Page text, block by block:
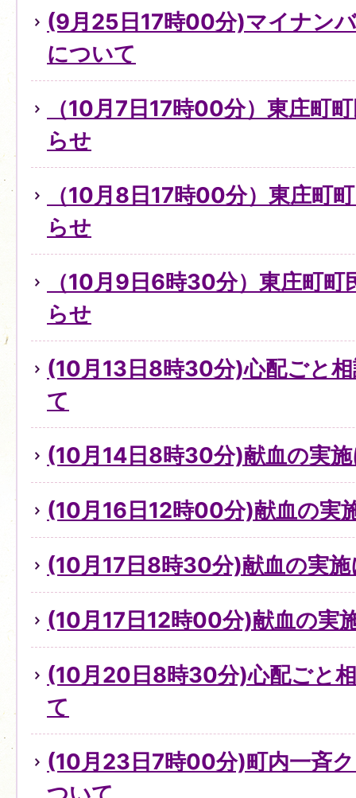
(9月25日17時00分)マイナン
について
（10月7日17時00分）東庄町
らせ
（10月8日17時00分）東庄町
らせ
（10月9日6時30分）東庄町町
らせ
(10月13日8時30分)心配ごと
て
(10月14日8時30分)献血の実
(10月16日12時00分)献血の実
(10月17日8時30分)献血の実
(10月17日12時00分)献血の実
(10月20日8時30分)心配ごと
て
(10月23日7時00分)町内一斉